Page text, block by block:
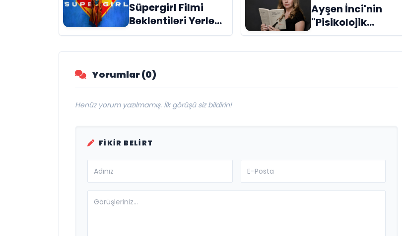
Süpergirl Filmi
Beklentileri Yerle
Bir Etti: Yılın En
mi?
Ayşen İnci'nin
"Pisikolojik
Öyküler" adlı yeni
kitabı raflardaki
Yorumlar (0)
Henüz yorum yazılmamış. İlk görüşü siz bildirin!
FIKIR BELIRT